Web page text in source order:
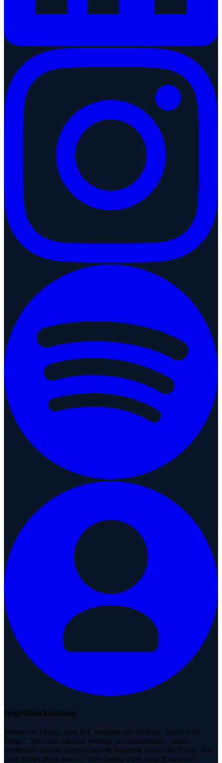
Begriffserklärung
Internet of Things, kurz IoT, bedeutet auf Deutsch „Internet der
Dinge". Was sich dahinter verbirgt ist weitreichend – daher
übersetzen wir die Begriffe aus der Industrie hier in die Praxis. Wie
auch immer du es nennst – hier findest du es ohne Buzzword-